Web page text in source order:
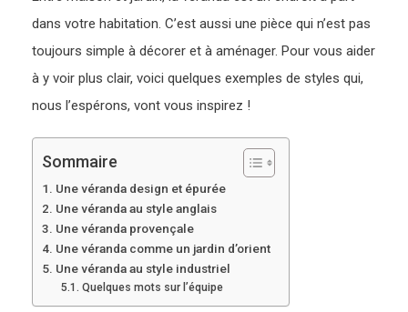
dans votre habitation. C’est aussi une pièce qui n’est pas
toujours simple à décorer et à aménager. Pour vous aider
à y voir plus clair, voici quelques exemples de styles qui,
nous l’espérons, vont vous inspirez !
Sommaire
Une véranda design et épurée
Une véranda au style anglais
Une véranda provençale
Une véranda comme un jardin d’orient
Une véranda au style industriel
Quelques mots sur l’équipe